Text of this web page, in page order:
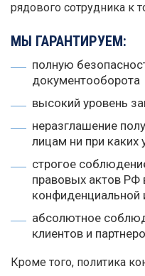
рядового сотрудника к
МЫ ГАРАНТИРУЕМ:
полную
документооборота
высокий уровень
неразглашение
лицам ни при каких
строгое
правовых актов РФ
конфиденциальной
абсолютное
клиентов и
Кроме того, политика